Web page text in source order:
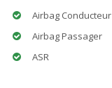
Airbag Conducteur
Airbag Passager
ASR